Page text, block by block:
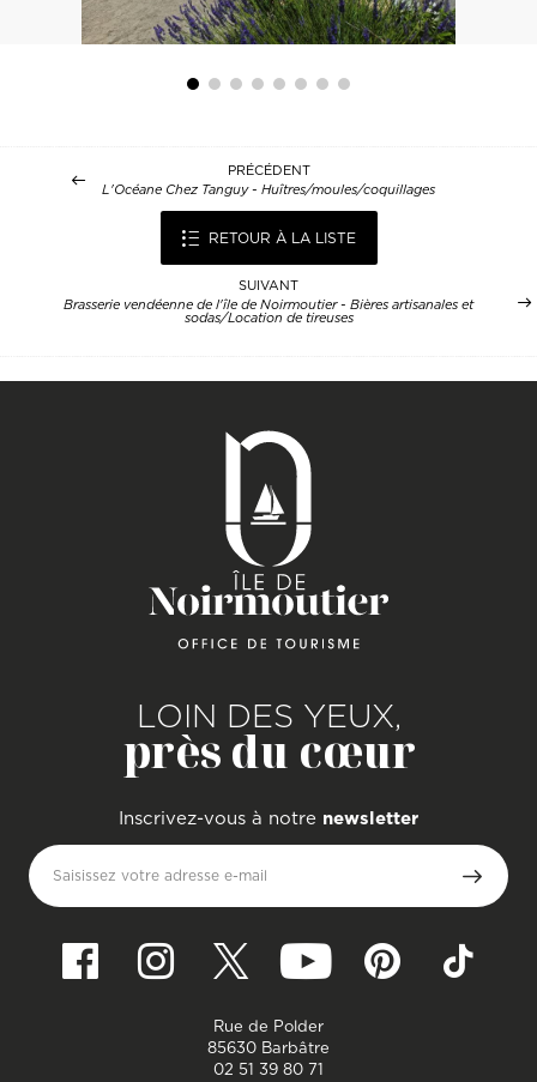
PRÉCÉDENT
L'Océane Chez Tanguy - Huîtres/moules/coquillages
RETOUR À LA LISTE
SUIVANT
Brasserie vendéenne de l'île de Noirmoutier - Bières artisanales et
sodas/Location de tireuses
LOIN DES YEUX,
près du cœur
Inscrivez-vous à notre newsletter
Saisissez votre adresse e-mail
Rue de Polder
85630 Barbâtre
02 51 39 80 71